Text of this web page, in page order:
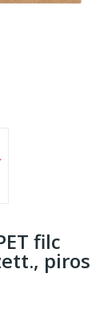
filc
, piros